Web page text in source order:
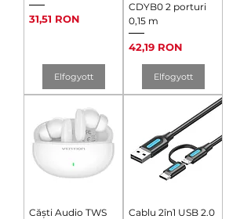
Ár
31,51 RON
Elfogyott
CDYB0 2 porturi
0,15 m
Ár
42,19 RON
Elfogyott
Căști Audio TWS
Cablu 2în1 USB 2.0